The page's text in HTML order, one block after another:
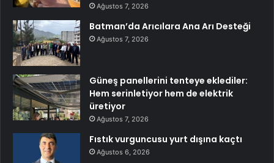
Ağustos 7, 2026
Batman’da Arıcılara Ana Arı Desteği
Ağustos 7, 2026
Güneş panellerini tenteye eklediler:
Hem serinletiyor hem de elektrik
üretiyor
Ağustos 7, 2026
Fıstık vurguncusu yurt dışına kaçtı
Ağustos 6, 2026